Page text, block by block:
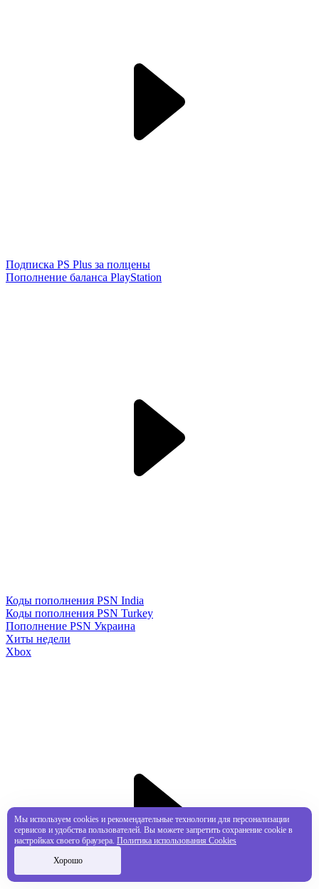
Подписка PS Plus за полцены
Пополнение баланса PlayStation
Коды пополнения PSN India
Коды пополнения PSN Turkey
Пополнение PSN Украина
Хиты недели
Xbox
Мы используем cookies и рекомендательные технологии для персонализации
сервисов и удобства пользователей. Вы можете запретить сохранение cookie в
настройках своего браузера. Политика использования Cookies
Хорошо